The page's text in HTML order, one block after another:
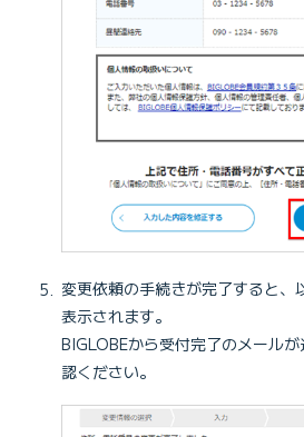
変更依頼の手続きが完了すると、
表示されます。
BIGLOBEから受付完了のメール
認ください。